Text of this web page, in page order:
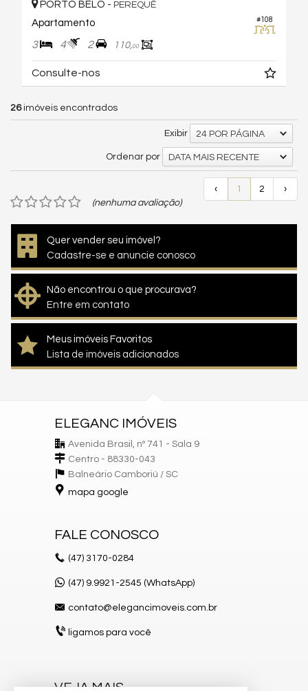
#108
PORTO BELO - PEREQUÊ
Apartamento
3 4 2 110,00
Consulte-nos
26imóveis encontrados
Exibir 24 POR PÁGINA
Ordenar por DATA MAIS RECENTE
‹ 1 2
›
(nenhuma avaliação)
Quer vender seu imóvel?
Cadastre-se e anuncie conosco
Não encontrou o que procurava?
Entre em contato
Meus imóveis Favoritos
Lista de imóveis adicionados
ELEGANC IMÓVEIS
Avenida Brasil, nº 741 - Sala 9
Centro - 88330-043
Balneário Camboriú / SC
mapa google
FALE CONOSCO
(47) 3170-0284
(47) 9.9921-2545 (WhatsApp)
contato@elegancimoveis.com.br
ligamos para você
VEJA MAIS